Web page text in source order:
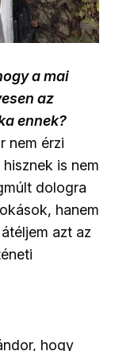
a mai
az
ennek?
nem érzi
is nem
dologra
hanem
azt az
hogy